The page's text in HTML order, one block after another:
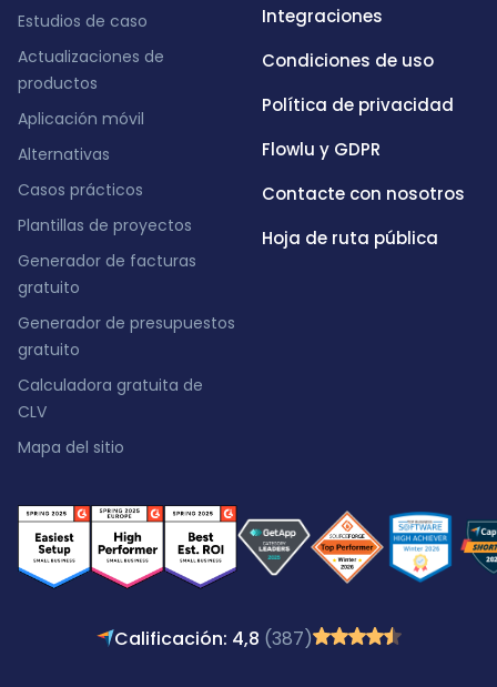
Estudios de caso
Actualizaciones de
productos
Aplicación móvil
Alternativas
Casos prácticos
Plantillas de proyectos
Generador de facturas
gratuito
Generador de presupuestos
gratuito
Calculadora gratuita de
CLV
Mapa del sitio
Integraciones
Condiciones de uso
Política de privacidad
Flowlu y GDPR
Contacte con nosotros
Hoja de ruta pública
Calificación: 4,8 (387)